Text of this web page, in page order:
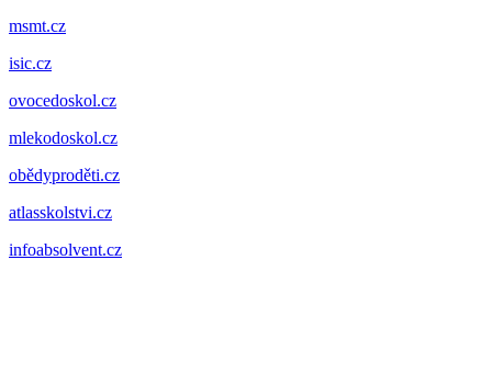
msmt.cz
isic.cz
ovocedoskol.cz
mlekodoskol.cz
obědyproděti.cz
atlasskolstvi.cz
infoabsolvent.cz